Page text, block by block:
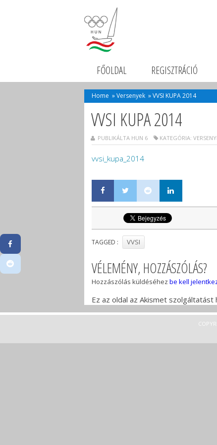
FŐOLDAL REGISZTRÁCIÓ
Home »Versenyek »VVSI KUPA 2014
VVSI KUPA 2014
PUBLIKÁLTA HUN 6 KATEGÓRIA:
vvsi_kupa_2014
TAGGED : VVSI
VÉLEMÉNY, HOZZÁSZÓLÁS?
Hozzászólás küldéséhez be kell
Ez az oldal az Akismet